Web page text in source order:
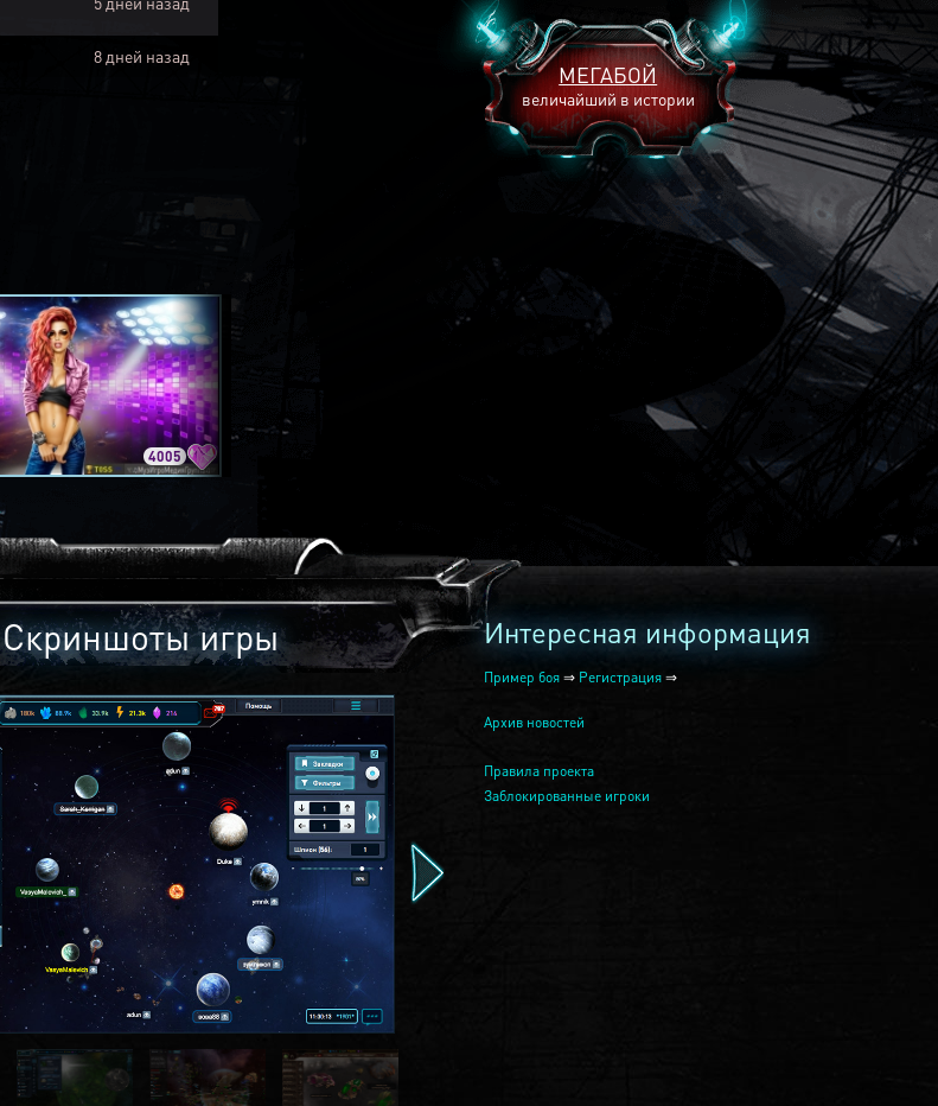
МЕГАБОЙ
величайший в истории
8 дней назад
4005 2240
Скриншоты игры Интересная информация
Пример боя ⇒ Регистрация ⇒
Архив новостей
Правила проекта
Заблокированные игроки